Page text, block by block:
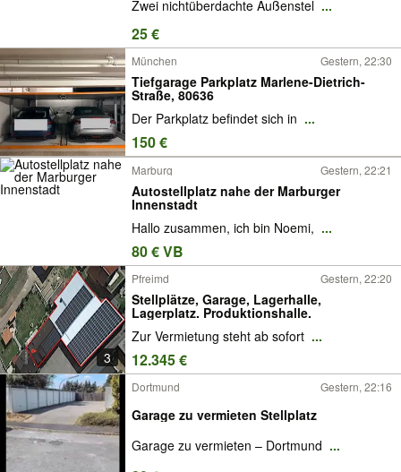
Zwei nichtüberdachte Außenstel ...
25 €
München Gestern, 22:30
Tiefgarage Parkplatz Marlene-Dietrich-
Straße, 80636
Der Parkplatz befindet sich in ...
150 €
Marburg Gestern, 22:21
Autostellplatz nahe der Marburger
Innenstadt
Hallo zusammen, ich bin Noemi, ...
80 € VB
3
Pfreimd Gestern, 22:20
Stellplätze, Garage, Lagerhalle,
Lagerplatz. Produktionshalle.
Zur Vermietung steht ab sofort ...
12.345 €
Dortmund Gestern, 22:16
Garage zu vermieten Stellplatz
Garage zu vermieten – Dortmund ...